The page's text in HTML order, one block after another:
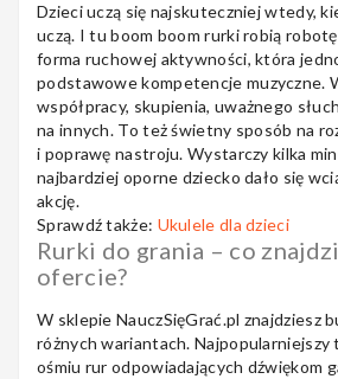
Kursy/Szkolenia
Prezenty
Rainbow
Notes
Dzieci uczą się najskuteczniej wtedy,
uczą. I tu boom boom rurki robią
forma ruchowej aktywności, która
podstawowe kompetencje muzyczne.
współpracy, skupienia, uważnego
na innych. To też świetny sposób na
i poprawę nastroju. Wystarczy kilka
najbardziej oporne dziecko dało się
akcję.
Sprawdź także: Ukulele dla dzieci
Rurki do grania – co
ofercie?
W sklepie NauczSięGrać.pl znajdziesz
różnych wariantach. Najpopularniejszy
ośmiu rur odpowiadających dźwiękom